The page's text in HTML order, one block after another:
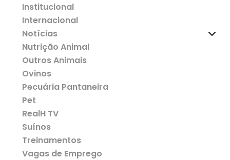
Institucional
Internacional
Notícias
Nutrição Animal
Outros Animais
Ovinos
Pecuária Pantaneira
Pet
RealH TV
Suínos
Treinamentos
Vagas de Emprego